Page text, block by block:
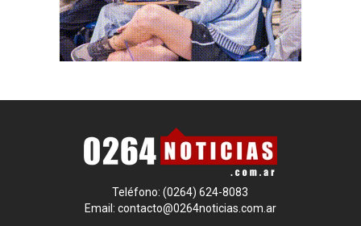
Teléfono: (0264) 624-8083
Email: contacto@0264noticias.com.ar